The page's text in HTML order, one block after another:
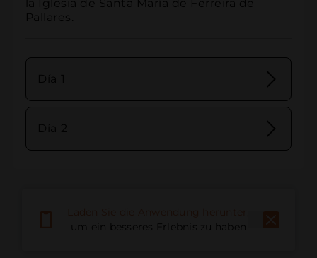
la Iglesia de Santa María de Ferreira de
Pallares.
um ein besseres Erlebnis zu haben